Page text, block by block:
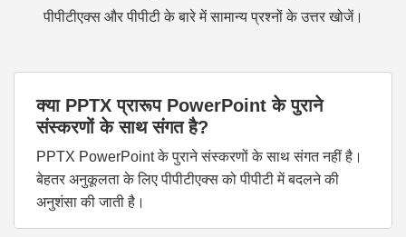
पीपीटीएक्स और पीपीटी के बारे में सामान्य प्रश्नों के उत्तर खोजें।
क्या PPTX प्रारूप PowerPoint के पुराने
संस्करणों के साथ संगत है?
PPTX PowerPoint के पुराने संस्करणों के साथ संगत नहीं है।
बेहतर अनुकूलता के लिए पीपीटीएक्स को पीपीटी में बदलने की
अनुशंसा की जाती है।